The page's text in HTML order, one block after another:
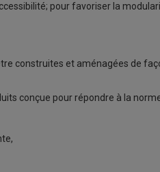
pour favoriser la
construites et aménagées de
conçue pour répondre à la